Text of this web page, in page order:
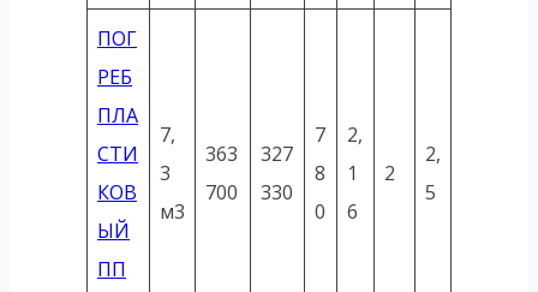
ПОГ
РЕБ
ПЛА
СТИ
КОВ
ЫЙ
ПП
7,
3
м3
363
700
327
330
7
8
0
2,
1
6
2
2,
5